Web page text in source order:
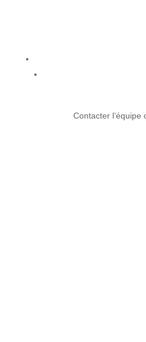
Contacter l’équipe